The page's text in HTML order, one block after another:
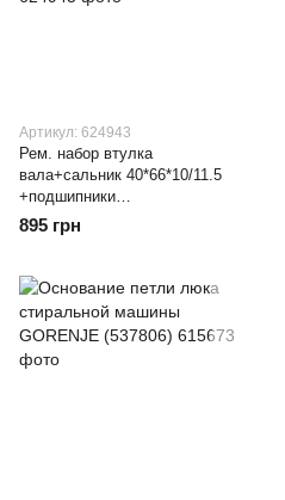
Артикул: 624943
Рем. набор втулка
вала+сальник 40*66*10/11.5
+подшипники
6205/6206+смазка для
стиральной машины LG
895 грн